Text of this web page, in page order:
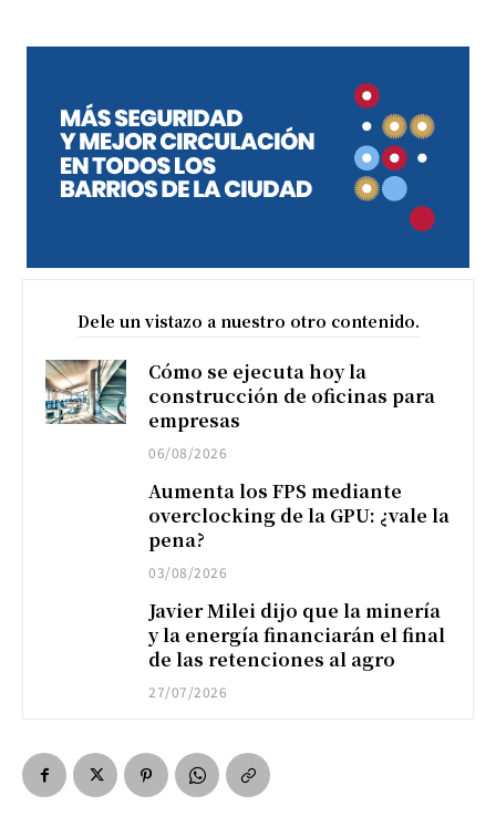
Dele un vistazo a nuestro otro contenido.
Cómo se ejecuta hoy la
construcción de oficinas para
empresas
06/08/2026
Aumenta los FPS mediante
overclocking de la GPU: ¿vale la
pena?
03/08/2026
Javier Milei dijo que la minería
y la energía financiarán el final
de las retenciones al agro
27/07/2026